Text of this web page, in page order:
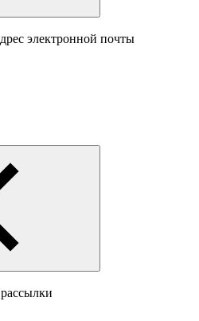
электронной почты